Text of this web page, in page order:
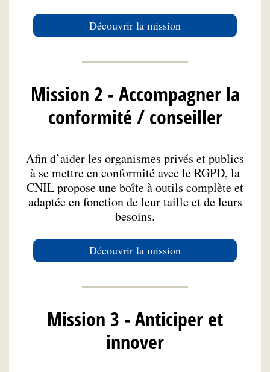
Découvrir la mission
Mission 2 - Accompagner la
conformité / conseiller
Afin d’aider les organismes privés et publics
à se mettre en conformité avec le RGPD, la
CNIL propose une boîte à outils complète et
adaptée en fonction de leur taille et de leurs
besoins.
Découvrir la mission
Mission 3 - Anticiper et
innover